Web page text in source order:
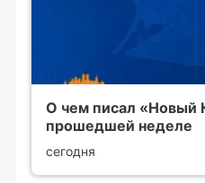
О чем писал «Новый
прошедшей неделе
сегодня